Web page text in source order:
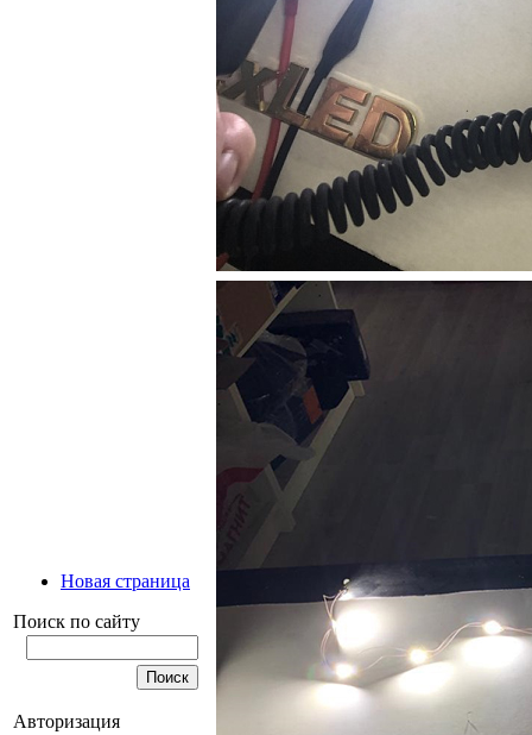
Новая страница
Поиск по сайту
Авторизация